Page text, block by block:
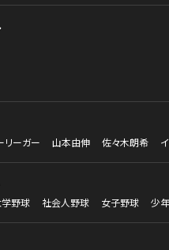
リーガー 山本由伸 佐々木朗希
学野球 社会人野球 女子野球 少